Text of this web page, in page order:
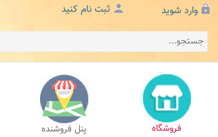
وارد شوید ثبت نام کنید
فروشگاه پنل فروشنده